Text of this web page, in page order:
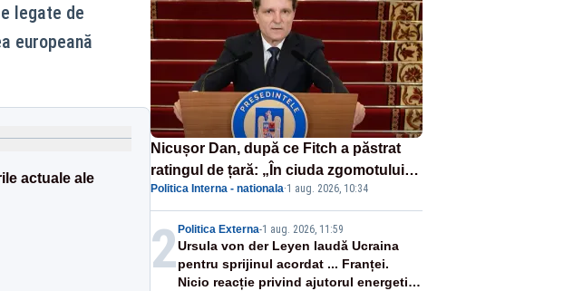
legate de
europeană
actuale ale
Nicușor Dan, după ce Fitch a păstrat
ratingul de țară: „În ciuda zgomotului
politic, România funcționează”
Politica Interna - nationala·1 aug. 2026, 10:34
2Politica Externa-1 aug. 2026, 11:59
Ursula von der Leyen laudă Ucraina
pentru sprijinul acordat ... Franței.
Nicio reacție privind ajutorul energetic